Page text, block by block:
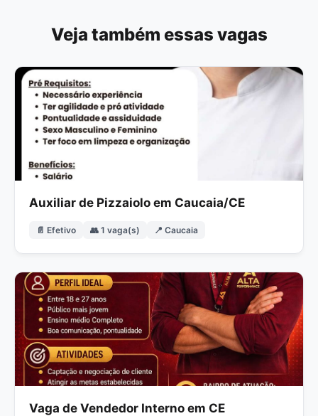
Veja também essas vagas
Auxiliar de Pizzaiolo em Caucaia/CE
📄 Efetivo 👥 1 vaga(s) 📍 Caucaia
Vaga de Vendedor Interno em CE